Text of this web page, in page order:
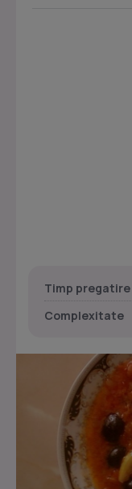
Timp pregatire
Complexitate